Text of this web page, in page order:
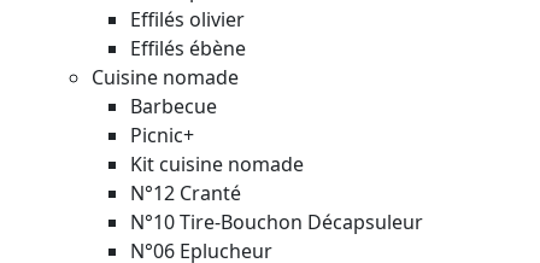
Effilés olivier
Effilés ébène
Cuisine nomade
Barbecue
Picnic+
Kit cuisine nomade
N°12 Cranté
N°10 Tire-Bouchon Décapsuleur
N°06 Eplucheur